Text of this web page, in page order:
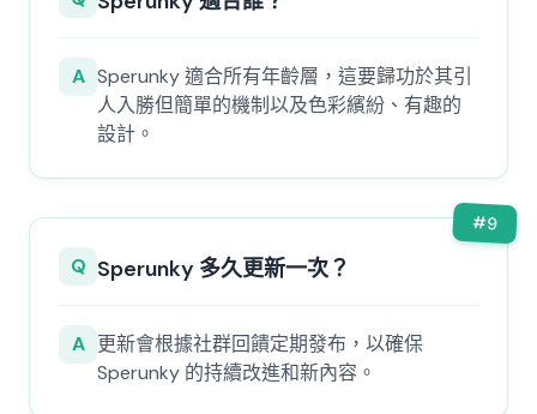
A Sperunky 適合所有年齡層，這要歸功於其引
人入勝但簡單的機制以及色彩繽紛、有趣的
設計。
#9
Q Sperunky 多久更新一次？
A 更新會根據社群回饋定期發布，以確保
Sperunky 的持續改進和新內容。